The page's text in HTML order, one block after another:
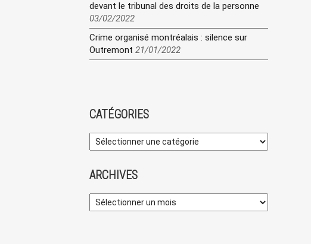
devant le tribunal des droits de la personne
03/02/2022
Crime organisé montréalais : silence sur
Outremont 21/01/2022
CATÉGORIES
ARCHIVES